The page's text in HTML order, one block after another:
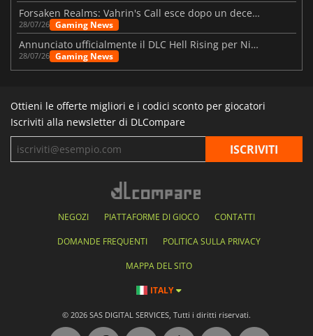
Forsaken Realms: Vahrin's Call esce dopo un decennio di sviluppo
28/07/26 Gaming News
Annunciato ufficialmente il DLC Hell Rising per Nioh 3
28/07/26 Gaming News
Ottieni le offerte migliori e i codici sconto per giocatori
Iscriviti alla newsletter di DLCompare
NEGOZI PIATTAFORME DI GIOCO CONTATTI
DOMANDE FREQUENTI POLITICA SULLA PRIVACY
MAPPA DEL SITO
ITALY
© 2026 SAS DIGITAL SERVICES, Tutti i diritti riservati.